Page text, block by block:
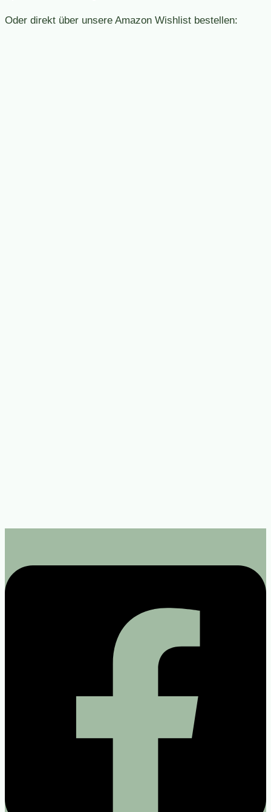
Oder direkt über unsere Amazon Wishlist bestellen: